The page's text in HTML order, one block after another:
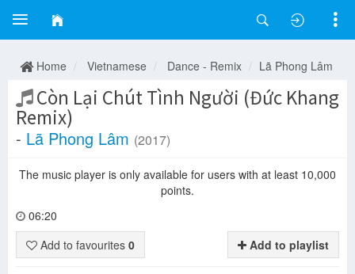
Home Vietnamese Dance - Remix Lã Phong Lâm
Còn Lại Chút Tình Người (Đức Khang
Remix)
- Lã Phong Lâm (2017)
The music player is only available for users with at least 10,000
points.
06:20
Add to favourites 0 Add to playlist